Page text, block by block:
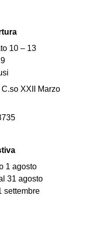
10 – 13
XXII Marzo
1 agosto
31 agosto
settembre